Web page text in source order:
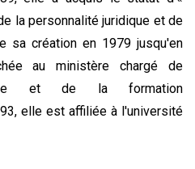
la personnalité juridique et de
sa création en 1979 jusqu'en
au ministère chargé de
et de la formation
elle est affiliée à l'université